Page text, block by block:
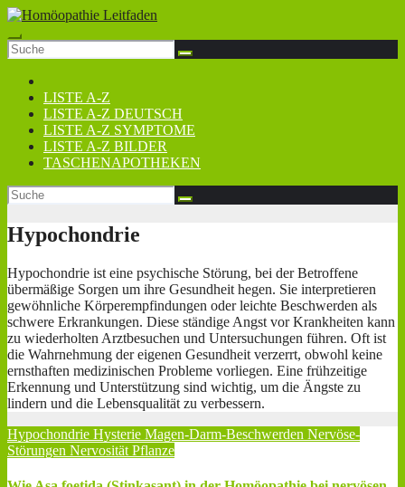
Zum
Inhalt
springen
LISTE A-Z
LISTE A-Z DEUTSCH
LISTE A-Z SYMPTOME
LISTE A-Z BILDER
TASCHENAPOTHEKEN
Hypochondrie
Hypochondrie ist eine psychische Störung, bei der Betroffene
übermäßige Sorgen um ihre Gesundheit hegen. Sie interpretieren
gewöhnliche Körperempfindungen oder leichte Beschwerden als
schwere Erkrankungen. Diese ständige Angst vor Krankheiten kann
zu wiederholten Arztbesuchen und Untersuchungen führen. Oft ist
die Wahrnehmung der eigenen Gesundheit verzerrt, obwohl keine
ernsthaften medizinischen Probleme vorliegen. Eine frühzeitige
Erkennung und Unterstützung sind wichtig, um die Ängste zu
lindern und die Lebensqualität zu verbessern.
Hypochondrie Hysterie Magen-Darm-Beschwerden Nervöse-
Störungen Nervosität Pflanze